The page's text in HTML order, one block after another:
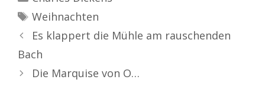
Schlagwörter
Weihnachten
Es klappert die Mühle am rauschenden
Bach
Die Marquise von O…